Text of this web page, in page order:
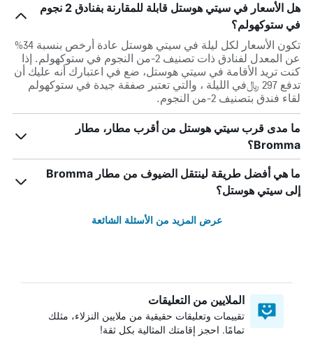
هل الأسعار في سيتي هوستل قابلة للمقارنة بفنادق 2 نجوم
في ستوكهولم؟
تكون الأسعار لكل ليلة في سيتي هوستل عادة أرخص بنسبة 34%
عن المعدل لفنادق ذات تصنيف 2-من النجوم في ستوكهولم. إذا
كنت تريد الأقامة في سيتي هوستل، ضع في اعتبارك أنه عليك أن
تدفع 297 ﷼في الليلة ، والتي تعتبر صفقة جيدة في ستوكهولم
لقاء فندق بتصنيف 2-من النجوم.
ما مدى قرب سيتي هوستل من أقرب مطار، مطار
Bromma؟
ما هي أفضل طريقة لينتقل الضيوف من مطار Bromma
إلى سيتي هوستل؟
عرض المزيد من الأسئلة الشائعة
الملايين من التعليقات
تقييمات وتعليقات حقيقية من ملايين النزلاء، مثلك
تمامًا. احجز إقامتك المثالية بكل ثقة!